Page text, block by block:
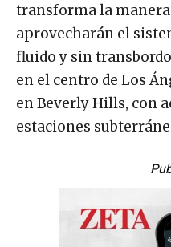
transforma la
aprovecharán el
fluido y sin
en el centro de Los
en Beverly Hills, con
estaciones